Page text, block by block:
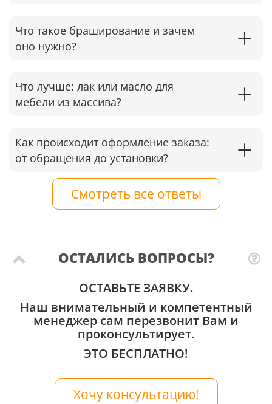
Что такое браширование и зачем
оно нужно?
Что лучше: лак или масло для
мебели из массива?
Как происходит оформление заказа:
от обращения до установки?
Смотреть все ответы
ОСТАЛИСЬ ВОПРОСЫ?
ОСТАВЬТЕ ЗАЯВКУ.
Наш внимательный и компетентный
менеджер сам перезвонит Вам и
проконсультирует.
ЭТО БЕСПЛАТНО!
Хочу консультацию!